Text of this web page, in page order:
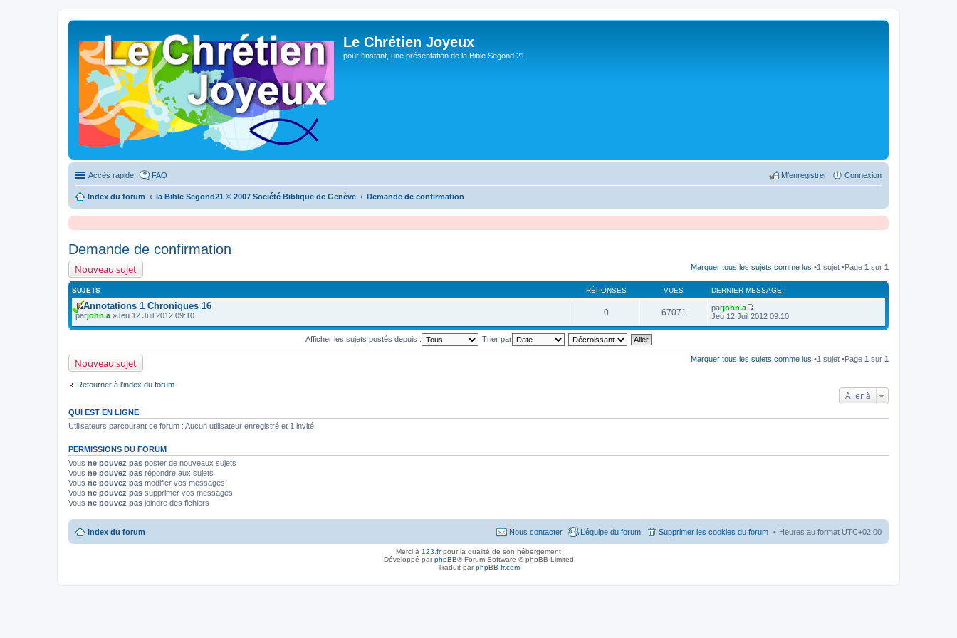
Le Chrétien Joyeux
pour l'instant, une présentation de la Bible Segond 21
Accès rapide FAQ Connexion
M’enregistrer
Index du forum la Bible Segond21 © 2007 Société Biblique de Genève Demande de confirmation
Demande de confirmation
Nouveau sujet Marquer tous les sujets comme lus •1 sujet •Page 1 sur 1
SUJETS RÉPONSES VUES DERNIER MESSAGE
V
o
i
e
p
r
e
m
r
m
s
a
g
e
n
o
n
u
Annotations 1 Chroniques 16
parjohn.a »Jeu 12 Juil 2012 09:10 0 67071 parjohn.a
V
i
l
e
r
Jeu 12 Juil 2012 09:10
Afficher les sujets postés depuis : Trier par
Nouveau sujet Marquer tous les sujets comme lus •1 sujet •Page 1 sur 1
Retourner à l’index du forum
Aller à
QUI EST EN LIGNE
Utilisateurs parcourant ce forum : Aucun utilisateur enregistré et 1 invité
PERMISSIONS DU FORUM
Vous ne pouvez pas poster de nouveaux sujets
Vous ne pouvez pas répondre aux sujets
Vous ne pouvez pas modifier vos messages
Vous ne pouvez pas supprimer vos messages
Vous ne pouvez pas joindre des fichiers
Index du forum Heures au format UTC+02:00
Supprimer les cookies du forum
L’équipe du forum
Nous contacter
Merci à 123.frpour la qualité de son hébergement
Développé parphpBB® Forum Software © phpBB Limited
Traduit parphpBB-fr.com